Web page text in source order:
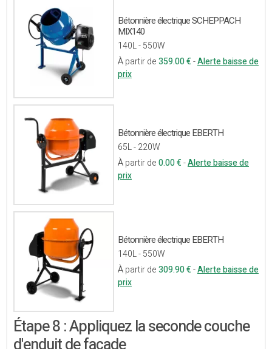
Bétonnière électrique SCHEPPACH
MIX140
140L - 550W
À partir de359.00 €-Alerte baisse de
prix
Bétonnière électrique EBERTH
65L - 220W
À partir de0.00 €-Alerte baisse de
prix
Bétonnière électrique EBERTH
140L - 550W
À partir de309.90 €-Alerte baisse de
prix
Étape 8 : Appliquez la seconde couche